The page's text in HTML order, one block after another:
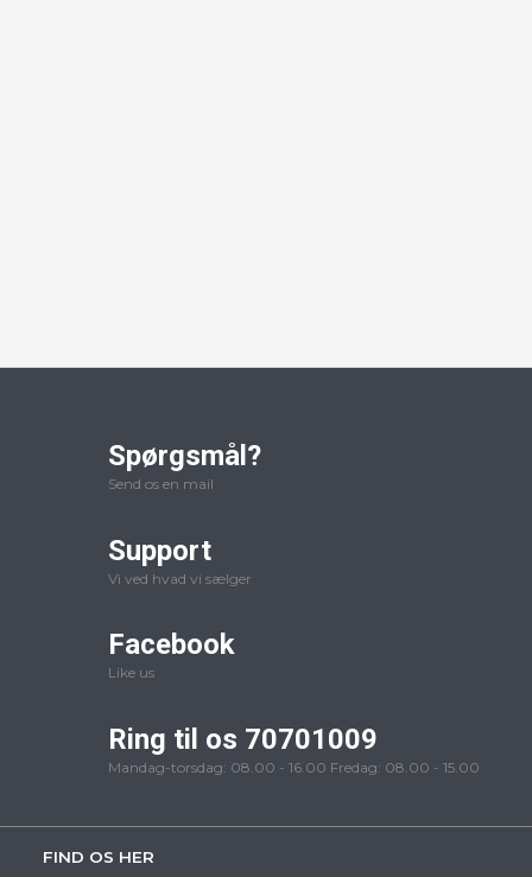
Spørgsmål?
Send os en mail
Support
Vi ved hvad vi sælger
Facebook
Like us
Ring til os 70701009
Mandag-torsdag: 08.00 - 16.00 Fredag: 08.00 - 15.00
FIND OS HER